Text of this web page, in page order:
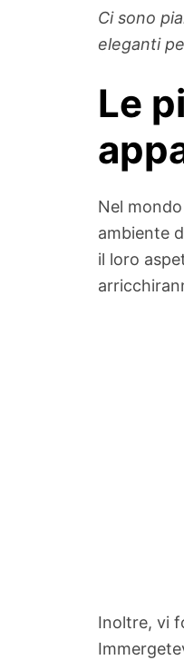
Ci sono
eleganti
Le
Nel
ambiente
il loro
Inoltre, vi